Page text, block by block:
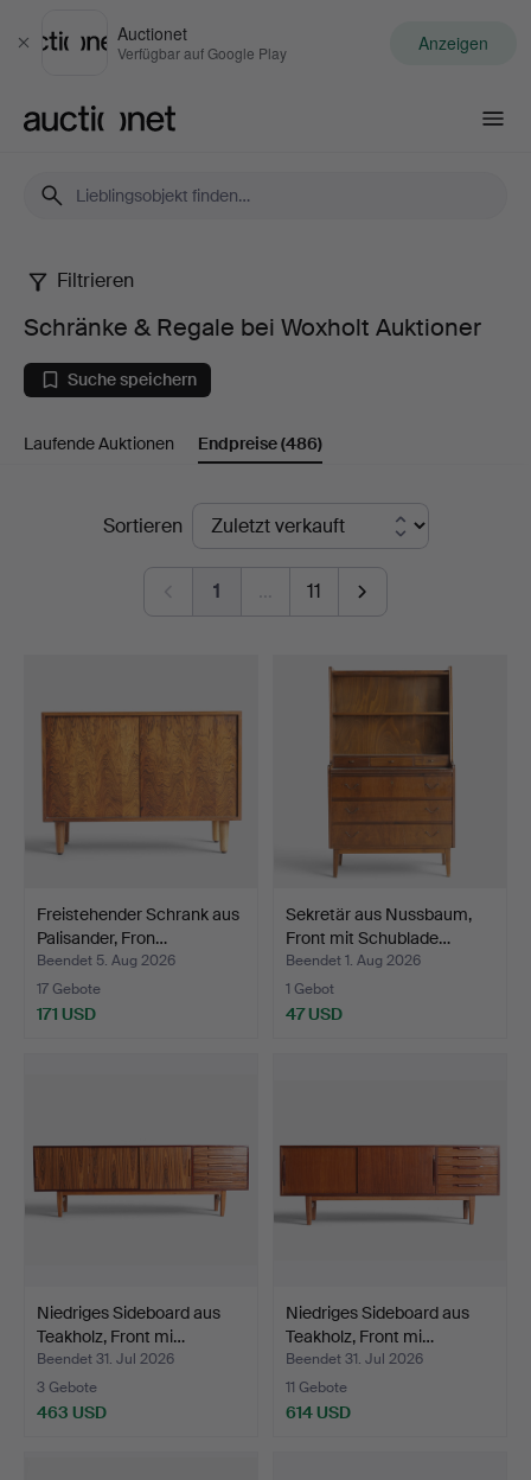
Schließen
Auctionet
Verfügbar auf Google Play Anzeigen
Schränke
Regale
bei
Woxholt
Auktioner
Filtrieren
Schränke & Regale bei Woxholt Auktioner
Suche speichern
Laufende Auktionen Endpreise(486)
EndpreiseSortieren
1 … 11
Freistehender Schrank aus
Palisander, Fron…
Beendet 5. Aug 2026
17 Gebote
171 USD
Sekretär aus Nussbaum,
Front mit Schublade…
Beendet 1. Aug 2026
1 Gebot
47 USD
Niedriges Sideboard aus
Teakholz, Front mi…
Beendet 31. Jul 2026
3 Gebote
463 USD
Niedriges Sideboard aus
Teakholz, Front mi…
Beendet 31. Jul 2026
11 Gebote
614 USD